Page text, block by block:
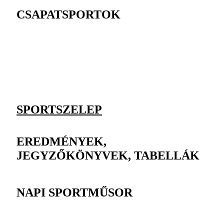
CSAPATSPORTOK
SPORTSZELEP
EREDMÉNYEK,
JEGYZŐKÖNYVEK, TABELLÁK
NAPI SPORTMŰSOR